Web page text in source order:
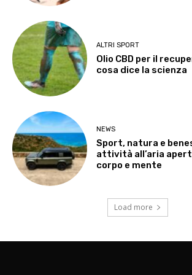
ALTRI SPORT
Olio CBD per il
cosa dice la scienza
NEWS
Sport, natura e
attività all’aria
corpo e mente
Load more